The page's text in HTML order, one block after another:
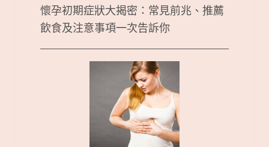
懷孕初期症狀大揭密：常見前兆、推薦
飲食及注意事項一次告訴你